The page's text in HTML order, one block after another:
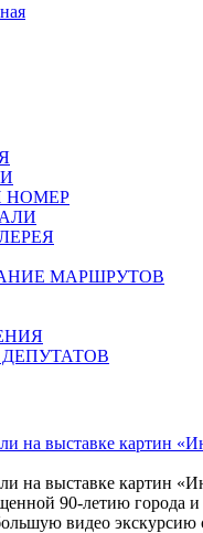
НОМЕР
МАРШРУТОВ
на выставке картин
на выставке картин
90-летию города и
видео экскурсию